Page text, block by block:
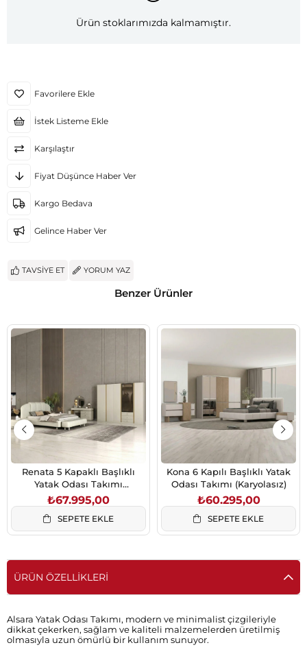
Ürün stoklarımızda kalmamıştır.
Favorilere Ekle
İstek Listeme Ekle
Karşılaştır
Fiyat Düşünce Haber Ver
Kargo Bedava
Gelince Haber Ver
TAVSIYE ET YORUM YAZ
Benzer Ürünler
Renata 5 Kapaklı Başlıklı
Yatak Odası Takımı
(Karyolasız)
₺67.995,00
SEPETE EKLE
Kona 6 Kapılı Başlıklı Yatak
Odası Takımı (Karyolasız)
₺60.295,00
SEPETE EKLE
ÜRÜN ÖZELLIKLERI
Alsara Yatak Odası Takımı, modern ve minimalist çizgileriyle
dikkat çekerken, sağlam ve kaliteli malzemelerden üretilmiş
olmasıyla uzun ömürlü bir kullanım sunuyor.